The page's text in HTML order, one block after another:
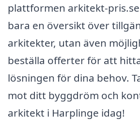
plattformen arkitekt-
bara en översikt över
arkitekter, utan även
beställa offerter för att
lösningen för dina behov.
mot ditt byggdröm och
arkitekt i Harplinge idag!